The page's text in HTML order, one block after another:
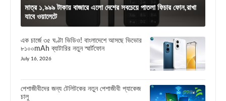
মাত্র ১,৯৯৯ টাকায় বাজারে এলো দেশের সবচেয়ে পাতলা ফিচার ফোন,রাখা
যাবে ওয়ালেটে
এক চার্জে ৩৫ ঘণ্টা ভিডিও! বাংলাদেশে আসছে ভিভোর
৮১০০mAh ব্যাটারির নতুন স্মার্টফোন
July 16, 2026
পেশাজীবীদের জন্য টেলিটকের নতুন পেশাজীবী প্যাকেজ
চালু